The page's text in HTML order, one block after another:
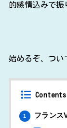
的感情込みで振
始めるぞ、つい
Contents
1 フランス